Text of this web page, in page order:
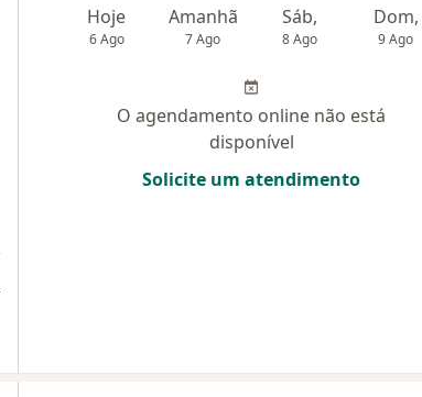
Hoje
6 Ago
Amanhã
7 Ago
Sáb,
8 Ago
Dom,
9 Ago
O agendamento online não está
disponível
Solicite um atendimento